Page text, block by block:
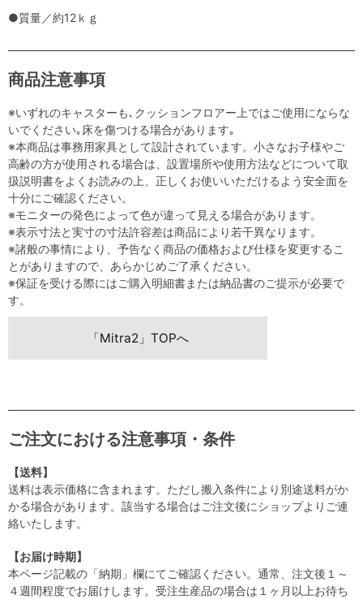
●質量／約12ｋｇ
商品注意事項
※いずれのキャスターも､クッションフロアー上ではご使用にならな
いでください｡床を傷つける場合があります｡
※本商品は事務用家具として設計されています。小さなお子様やご
高齢の方が使用される場合は、設置場所や使用方法などについて取
扱説明書をよくお読みの上、正しくお使いいただけるよう安全面を
十分にご確認ください。
※モニターの発色によって色が違って見える場合があります。
※表示寸法と実寸の寸法許容差は商品により若干異なります。
※諸般の事情により、予告なく商品の価格および仕様を変更するこ
とがありますので、あらかじめご了承ください。
※保証を受ける際にはご購入明細書または納品書のご提示が必要で
す。
「Mitra2」TOPへ
ご注文における注意事項・条件
【送料】
送料は表示価格に含まれます。ただし搬入条件により別途送料がか
かる場合があります。該当する場合はご注文後にショップよりご連
絡いたします。
【お届け時期】
本ページ記載の「納期」欄にてご確認ください。通常、注文後１～
４週間程度でお届けします。受注生産品の場合は１ヶ月以上お待ち